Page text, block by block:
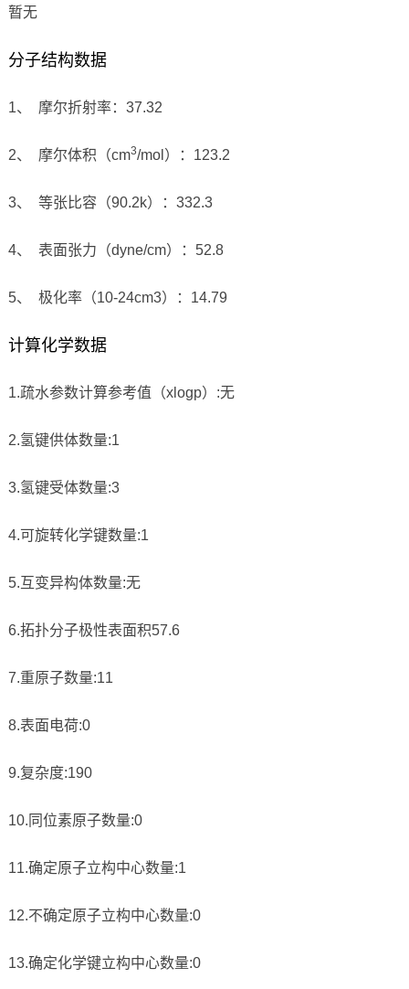
暂无
分子结构数据
1、 摩尔折射率：37.32
2、 摩尔体积（cm3/mol）：123.2
3、 等张比容（90.2k）：332.3
4、 表面张力（dyne/cm）：52.8
5、 极化率（10-24cm3）：14.79
计算化学数据
1.疏水参数计算参考值（xlogp）:无
2.氢键供体数量:1
3.氢键受体数量:3
4.可旋转化学键数量:1
5.互变异构体数量:无
6.拓扑分子极性表面积57.6
7.重原子数量:11
8.表面电荷:0
9.复杂度:190
10.同位素原子数量:0
11.确定原子立构中心数量:1
12.不确定原子立构中心数量:0
13.确定化学键立构中心数量:0